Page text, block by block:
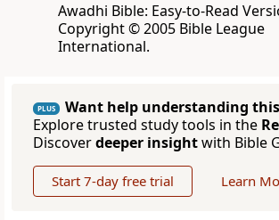
Awadhi Bible: Easy-to-Read
Copyright © 2005 Bible League
International.
PLUS
Want help understanding this
Explore trusted study tools in the
Discoverdeeper insightwith Bible
Start 7-day free trial Learn